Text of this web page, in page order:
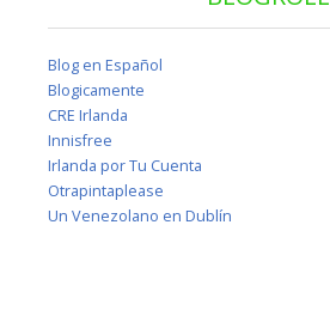
Blog en Español
Blogicamente
CRE Irlanda
Innisfree
Irlanda por Tu Cuenta
Otrapintaplease
Un Venezolano en Dublín